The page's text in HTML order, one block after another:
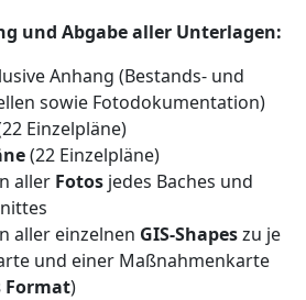
und Abgabe aller Unterlagen:
Anhang (Bestands- und
sowie Fotodokumentation)
Einzelpläne)
(22 Einzelpläne)
aller Fotos jedes Baches und
aller einzelnen GIS-Shapeszu je
und einer Maßnahmenkarte
Format)